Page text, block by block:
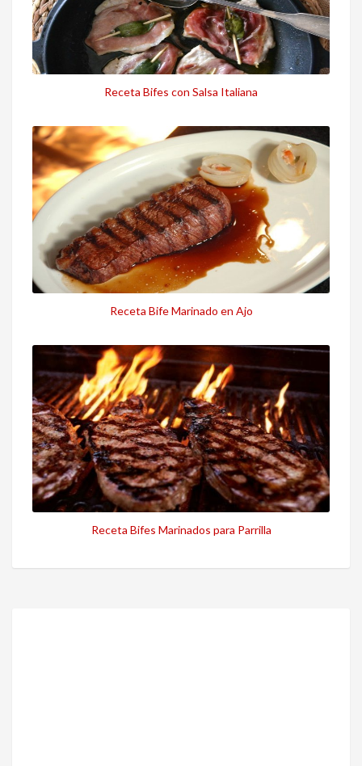
Receta Bifes con Salsa Italiana
Receta Bife Marinado en Ajo
Receta Bifes Marinados para Parrilla